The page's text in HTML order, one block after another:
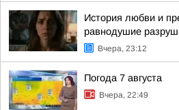
История любви и
равнодушие
Вчера, 23:12
Погода 7 августа
Вчера, 22:49